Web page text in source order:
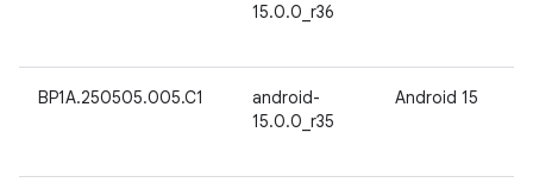
15.0.0_r36
BP1A.250505.005.C1
android-
15.0.0_r35
Android 15